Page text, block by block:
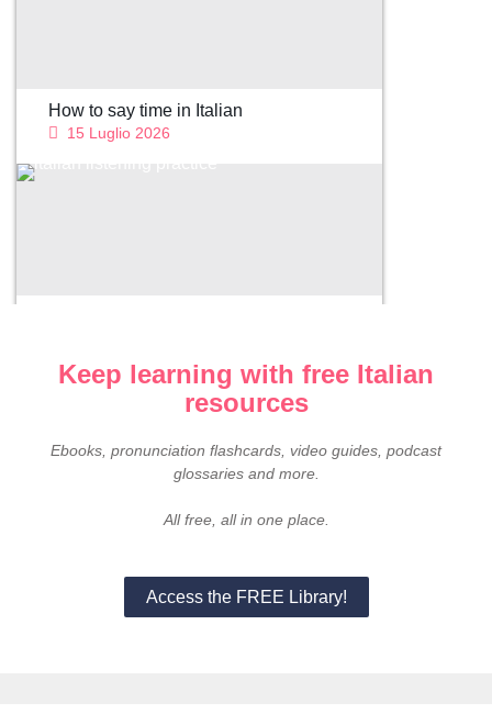
How to say time in Italian
15 Luglio 2026
6 Luglio 2026
Keep learning with free Italian
resources
Ebooks, pronunciation flashcards, video guides, podcast
glossaries and more.
All free, all in one place.
Access the FREE Library!